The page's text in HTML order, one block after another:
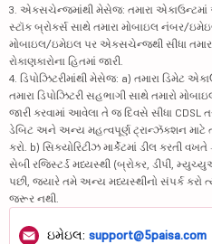
3. એક્સચેન્જમાંથી મેસેજ: તમારા એકાઉન્ટમાં
સ્ટૉક બ્રોકર્સ સાથે તમારા મોબાઇલ નંબર/
મોબાઇલ/ઇમેઇલ પર એક્સચેન્જથી સીધા તમારા
રોકાણકારોના હિતમાં જારી.
4. ડિપોઝિટરીમાંથી મેસેજ: a) તમારા ડિમેટ
તમારા ડિપોઝિટરી સહભાગી સાથે તમારો
જારી કરવામાં આવેલા તે જ દિવસે સીધા CDSL
ડેબિટ અને અન્ય મહત્વપૂર્ણ ટ્રાન્ઝૅક્શન માટે
કરો. b) સિક્યોરિટીઝ માર્કેટમાં ડીલ કરતી
સેબી રજિસ્ટર્ડ મધ્યસ્થી (બ્રોકર, ડીપી,
પછી, જ્યારે તમે અન્ય મધ્યસ્થીનો સંપર્ક કરો
જરૂર નથી.
ઇમેઇલ: support@5paisa.com